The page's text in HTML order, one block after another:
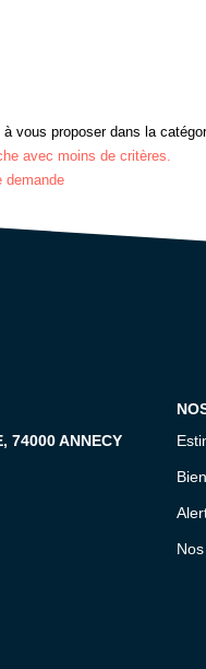
vous proposer dans la
avec moins de critères.
demande
74000 ANNECY